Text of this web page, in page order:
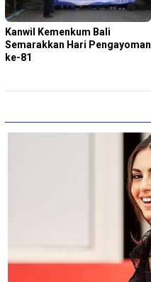
Kanwil Kemenkum Bali
Semarakkan Hari Pengayoman
ke-81